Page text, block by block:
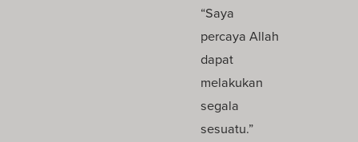
“Saya
percaya Allah
dapat
melakukan
segala
sesuatu.”